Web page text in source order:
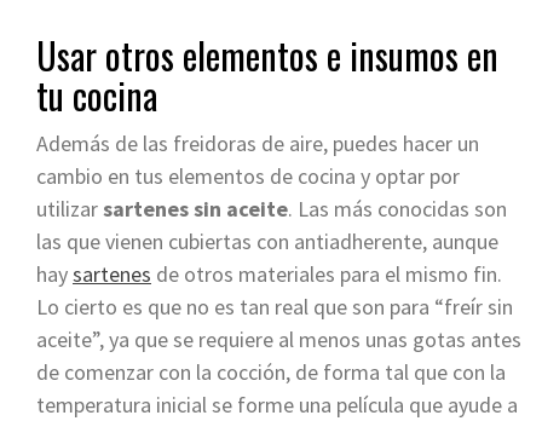
Usar otros elementos e insumos en
tu cocina
Además de las freidoras de aire, puedes hacer un
cambio en tus elementos de cocina y optar por
utilizarsartenes sin aceite. Las más conocidas son
las que vienen cubiertas con antiadherente, aunque
haysartenes de otros materiales para el mismo fin.
Lo cierto es que no es tan real que son para “freír sin
aceite”, ya que se requiere al menos unas gotas antes
de comenzar con la cocción, de forma tal que con la
temperatura inicial se forme una película que ayude a